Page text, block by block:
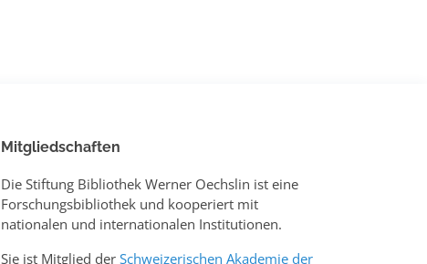
Mitgliedschaften
Die Stiftung Bibliothek Werner Oechslin ist eine
Forschungsbibliothek und kooperiert mit
nationalen und internationalen Institutionen.
Sie ist Mitglied der Schweizerischen Akademie der